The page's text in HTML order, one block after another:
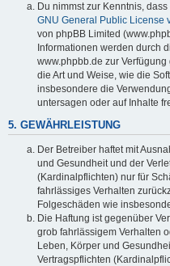
Du nimmst zur Kenntnis,
GNU General Public License
von phpBB Limited
Informationen werden durch
www.phpbb.de zur
die Art und Weise, wie die
insbesondere die
untersagen oder auf Inhalte
5. GEWÄHRLEISTUNG
Der Betreiber haftet mit
und Gesundheit und der
(Kardinalpflichten) nur für
fahrlässiges Verhalten
Folgeschäden wie
Die Haftung ist gegenüber
grob fahrlässigem Verhalten
Leben, Körper und
Vertragspflichten